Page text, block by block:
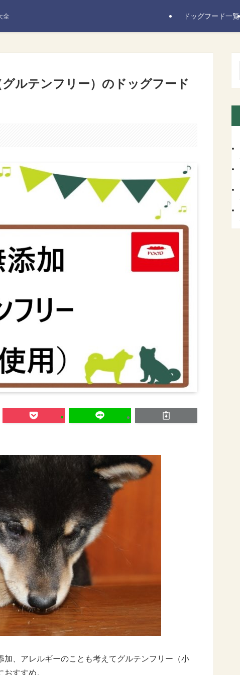
全 ドッグフード一覧
ルテンフリー）のドッグフード
、アレルギーのことも考えてグルテンフリー（小
すすめ。